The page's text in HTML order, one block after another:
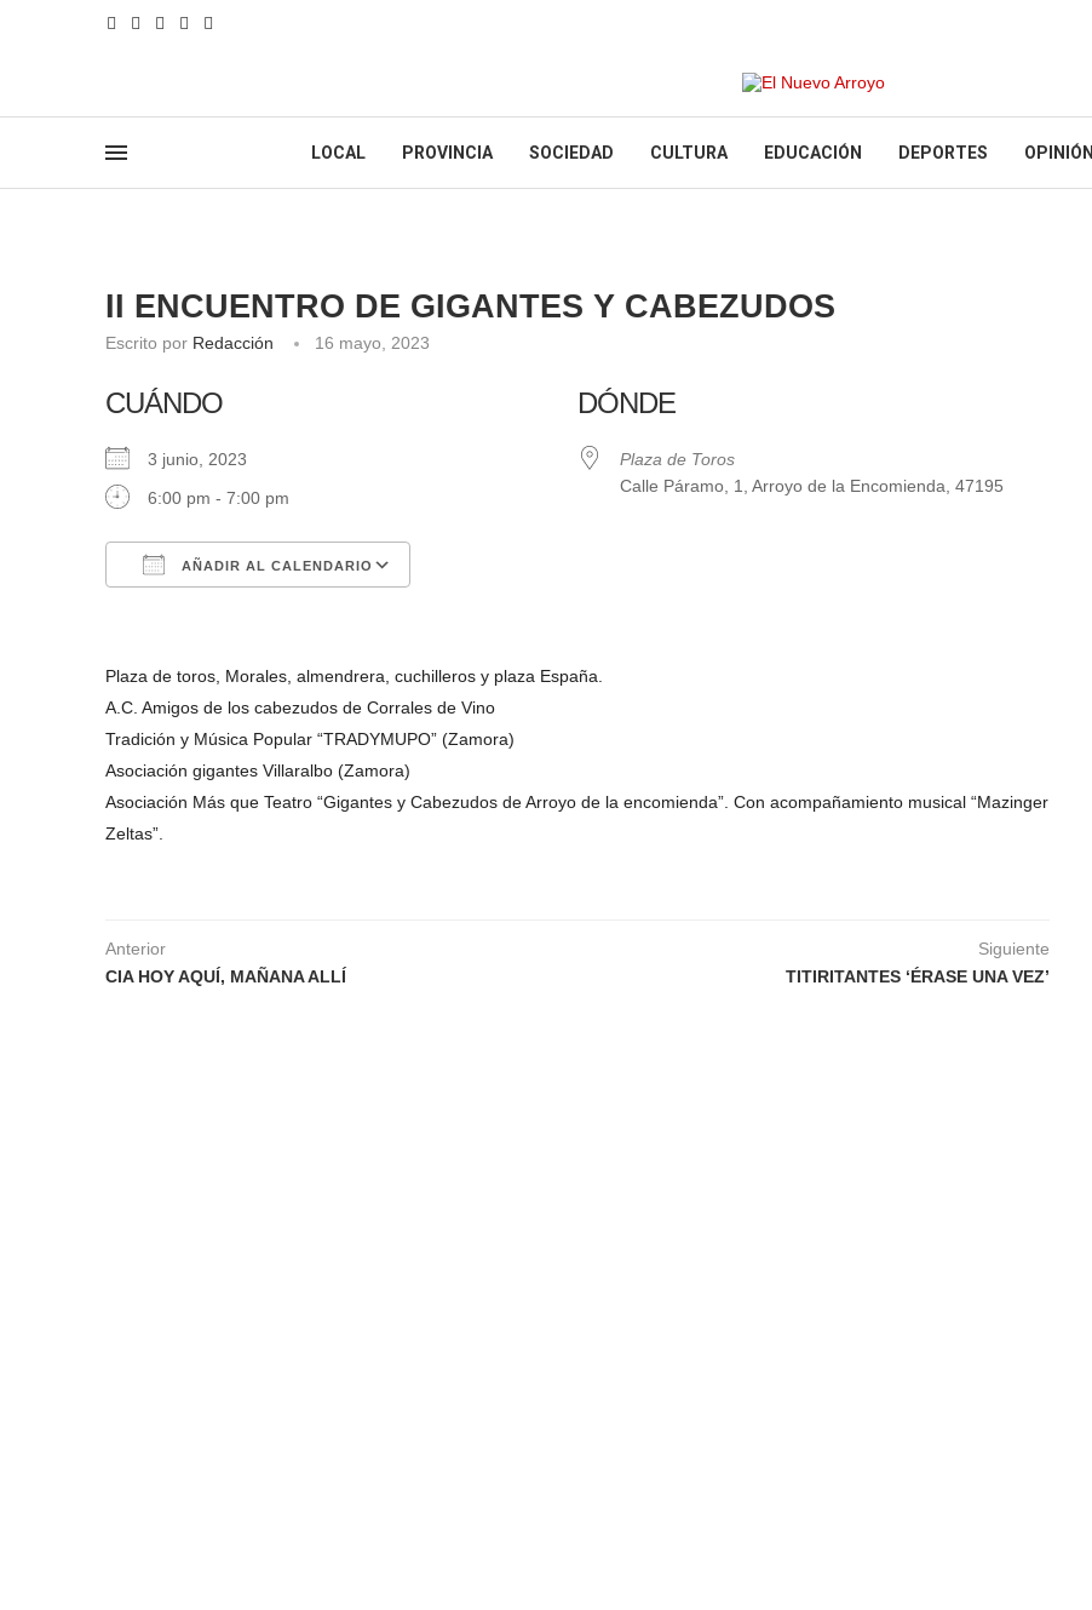
LOCAL PROVINCIA SOCIEDAD CULTURA EDUCACIÓN DEPORTES OPINIÓN
II ENCUENTRO DE GIGANTES Y CABEZUDOS
Escrito por Redacción 16 mayo, 2023
CUÁNDO
3 junio, 2023
6:00 pm - 7:00 pm
AÑADIR AL CALENDARIO
DÓNDE
Plaza de Toros
Calle Páramo, 1, Arroyo de la Encomienda, 47195
Plaza de toros, Morales, almendrera, cuchilleros y plaza España.
A.C. Amigos de los cabezudos de Corrales de Vino
Tradición y Música Popular “TRADYMUPO” (Zamora)
Asociación gigantes Villaralbo (Zamora)
Asociación Más que Teatro “Gigantes y Cabezudos de Arroyo de la encomienda”. Con acompañamiento musical “Mazinger
Zeltas”.
Anterior
CIA HOY AQUÍ, MAÑANA ALLÍ
Siguiente
TITIRITANTES ‘ÉRASE UNA VEZ’